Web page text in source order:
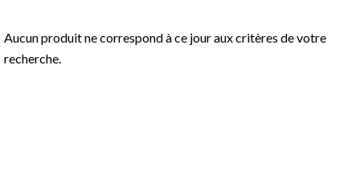
Aucun produit ne correspond à ce jour aux critères de votre
recherche.